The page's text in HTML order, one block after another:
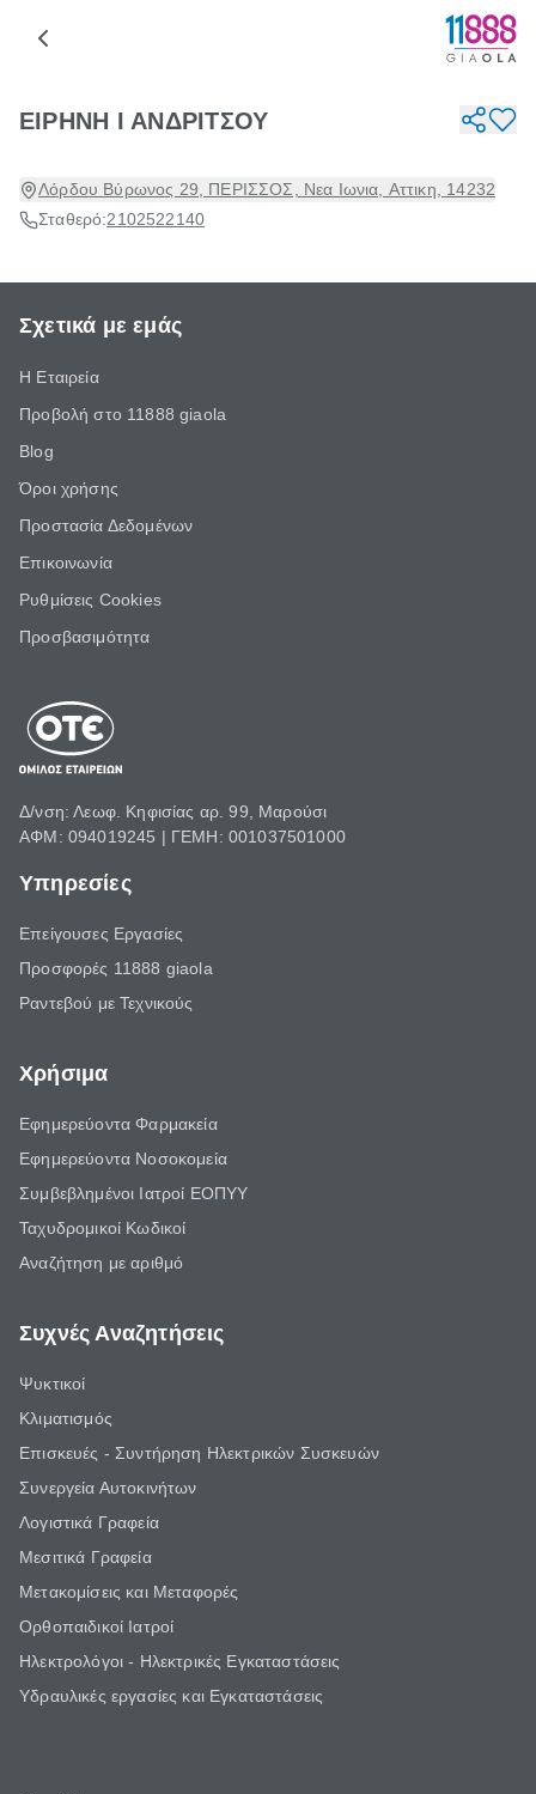
ΕΙΡΗΝΗ Ι ΑΝΔΡΙΤΣΟΥ
Λόρδου Βύρωνος 29, ΠΕΡΙΣΣΟΣ, Νεα Ιωνια, Αττικη, 14232
Σταθερό:2102522140
Σχετικά με εμάς
Η Εταιρεία
Προβολή στο 11888 giaola
Blog
Όροι χρήσης
Προστασία Δεδομένων
Επικοινωνία
Ρυθμίσεις Cookies
Προσβασιμότητα
Δ/νση: Λεωφ. Κηφισίας αρ. 99, Μαρούσι
ΑΦΜ: 094019245 | ΓΕΜΗ: 001037501000
Υπηρεσίες
Επείγουσες Εργασίες
Προσφορές 11888 giaola
Ραντεβού με Τεχνικούς
Χρήσιμα
Εφημερεύοντα Φαρμακεία
Εφημερεύοντα Νοσοκομεία
Συμβεβλημένοι Ιατροί ΕΟΠΥΥ
Ταχυδρομικοί Κωδικοί
Αναζήτηση με αριθμό
Συχνές Αναζητήσεις
Ψυκτικοί
Κλιματισμός
Επισκευές - Συντήρηση Ηλεκτρικών Συσκευών
Συνεργεία Αυτοκινήτων
Λογιστικά Γραφεία
Μεσιτικά Γραφεία
Μετακομίσεις και Μεταφορές
Ορθοπαιδικοί Ιατροί
Ηλεκτρολόγοι - Ηλεκτρικές Εγκαταστάσεις
Υδραυλικές εργασίες και Εγκαταστάσεις